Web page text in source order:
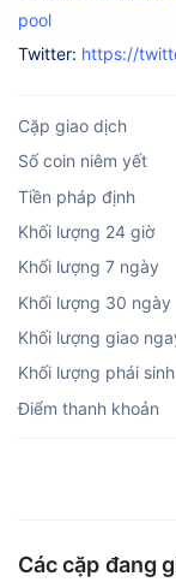
pool
Twitter: https://
Cặp giao dịch
Số coin niêm yết
Tiền pháp định
Khối lượng 24 giờ
Khối lượng 7 ngày
Khối lượng 30 ngày
Khối lượng giao
Khối lượng phái
Điểm thanh khoản
Các cặp đang